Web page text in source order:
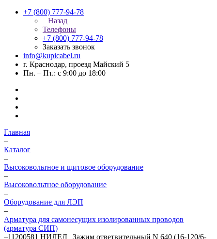
+7 (800) 777-94-78
Назад
Телефоны
+7 (800) 777-94-78
Заказать звонок
info@kupicabel.ru
г. Краснодар, проезд Майский 5
Пн. – Пт.: с 9:00 до 18:00
Главная
–
Каталог
–
Высоковольтное и щитовое оборудование
–
Высоковольтное оборудование
–
Оборудование для ЛЭП
–
Арматура для самонесущих изолированных проводов
(арматура СИП)
–11200581 НИЛЕД | Зажим ответвительный N 640 (16-120/6-